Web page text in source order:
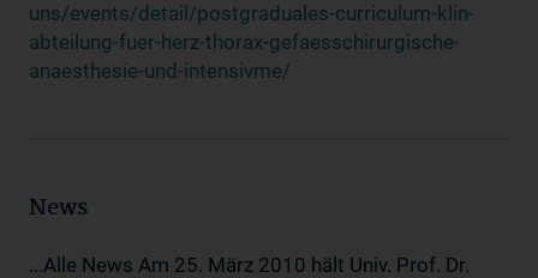
uns/events/detail/postgraduales-curriculum-klin-
abteilung-fuer-herz-thorax-gefaesschirurgische-
anaesthesie-und-intensivme/
News
...Alle News Am 25. März 2010 hält Univ. Prof. Dr.